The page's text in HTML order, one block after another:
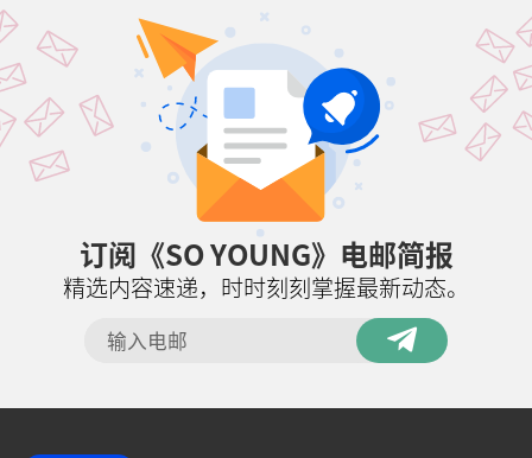
订阅《SO YOUNG》电邮简报
精选内容速递，时时刻刻掌握最新动态。